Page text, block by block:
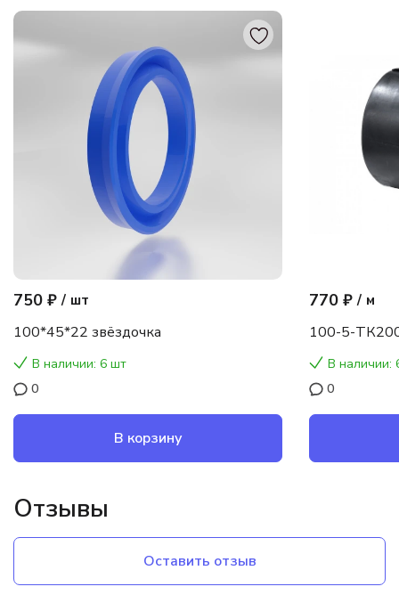
750 ₽ / шт
100*45*22 звёздочка
В наличии: 6 шт
0
В корзину
770 ₽ / м
100-5-
В наличии:
0
Отзывы
Оставить отзыв